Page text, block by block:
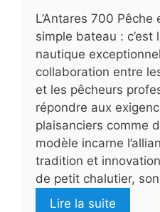
L’Antares 700 Pêche
simple bateau : c’est
nautique
collaboration entre
et les pêcheurs
répondre aux
plaisanciers comme
modèle incarne
tradition et
de petit chalutier,
Lire la suite